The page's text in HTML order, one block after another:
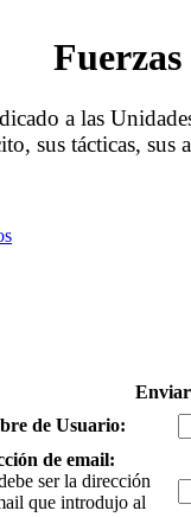
a las
sus tácticas, sus
de Usuario:
de email:
ser la dirección
que introdujo al